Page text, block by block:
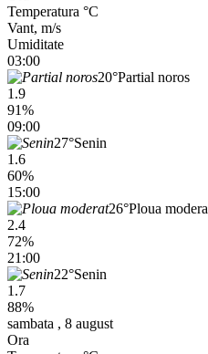
Temperatura °C
Vant, m/s
Umiditate
03:00
20°Partial noros
1.9
91%
09:00
27°Senin
1.6
60%
15:00
26°Ploua
2.4
72%
21:00
22°Senin
1.7
88%
sambata , 8 august
Ora